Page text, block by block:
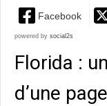
Facebook
powered by social2s
Florida :
d’une